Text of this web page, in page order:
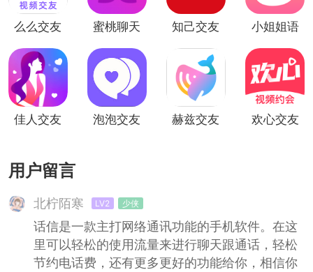
么么交友
友）
蜜桃聊天
城交友）
知己交友
小姐姐语
(免费交
友)
佳人交友 泡泡交友 赫兹交友 欢心交友
用户留言
北柠陌寒 LV2 少侠
话信是一款主打网络通讯功能的手机软件。在这
里可以轻松的使用流量来进行聊天跟通话，轻松
节约电话费，还有更多更好的功能给你，相信你